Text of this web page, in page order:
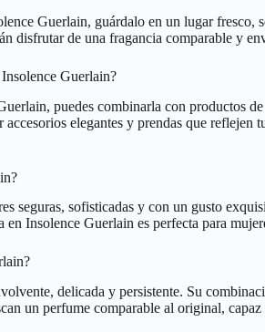
Guerlain, guárdalo en un lugar
disfrutar de una fragancia comparable y
Guerlain?
puedes combinarla con productos
elegantes y prendas que
seguras, sofisticadas y con un gusto
Insolence Guerlain es perfecta para
delicada y persistente. Su
un perfume comparable al original,